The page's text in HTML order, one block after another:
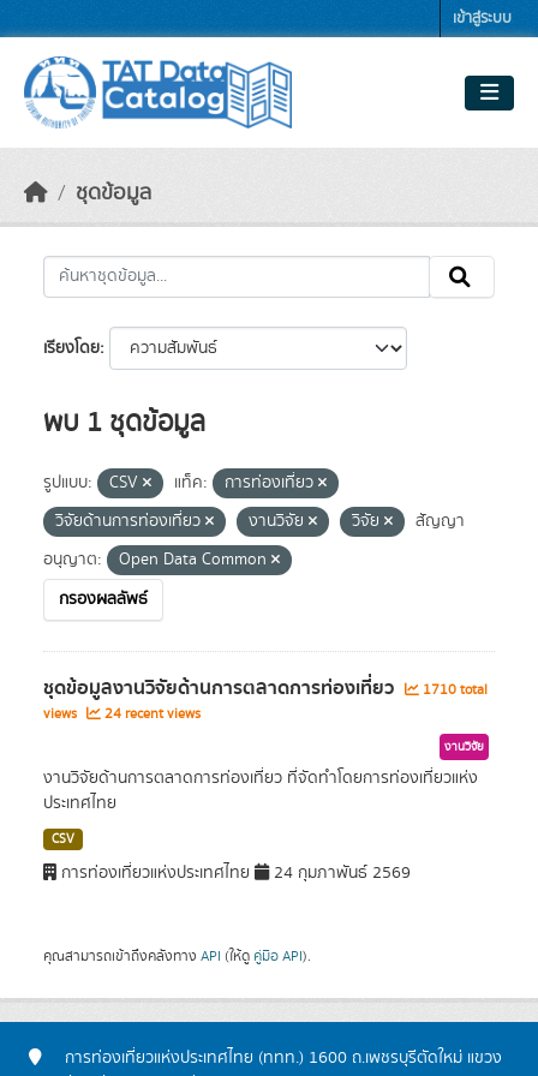
เข้าสู่ระบบ
ชุดข้อมูล
เรียงโดย
พบ 1 ชุดข้อมูล
รูปแบบ: CSV แท็ค:
การท่องเที่ยว
วิจัยด้านการท่องเที่ยว
งานวิจัย วิจัย
สัญญา
อนุญาต:
Open Data Common
กรองผลลัพธ์
ชุดข้อมูลงานวิจัยด้านการตลาดการท่องเที่ยว
1710 total
views
24 recent views
งานวิจัย
งานวิจัยด้านการตลาดการท่องเที่ยว ที่จัดทำโดยการท่องเที่ยวแห่ง
ประเทศไทย
CSV
การท่องเที่ยวแห่งประเทศไทย 24 กุมภาพันธ์ 2569
คุณสามารถเข้าถึงคลังทาง API (ให้ดู คู่มือ API).
การท่องเที่ยวแห่งประเทศไทย (ททท.) 1600 ถ.เพชรบุรีตัดใหม่ แขวง